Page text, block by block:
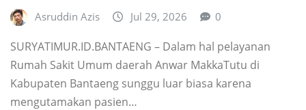
Asruddin Azis Jul 29, 2026 0
SURYATIMUR.ID.BANTAENG – Dalam hal pelayanan
Rumah Sakit Umum daerah Anwar MakkaTutu di
Kabupaten Bantaeng sunggu luar biasa karena
mengutamakan pasien…